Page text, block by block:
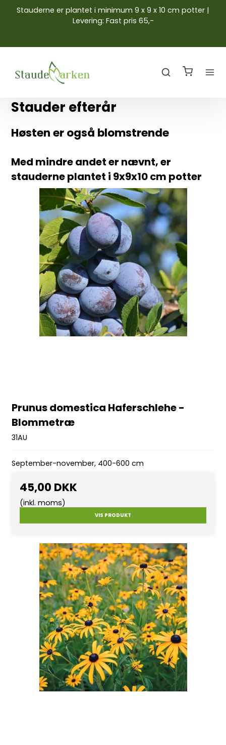
Stauderne er plantet i minimum 9 x 9 x 10 cm potter |
Levering: Fast pris 65,-
Stauder efterår
Høsten er også blomstrende
Med mindre andet er nævnt, er
stauderne plantet i 9x9x10 cm potter
Prunus domestica Haferschlehe -
Blommetræ
31AU
September-november, 400-600 cm
45,00 DKK
(inkl. moms)
VIS PRODUKT